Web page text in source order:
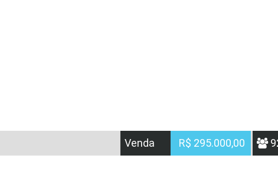
Venda R$ 295.000,00